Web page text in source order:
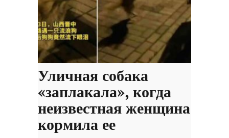
Уличная собака
«заплакала», когда
неизвестная женщина
кормила ее